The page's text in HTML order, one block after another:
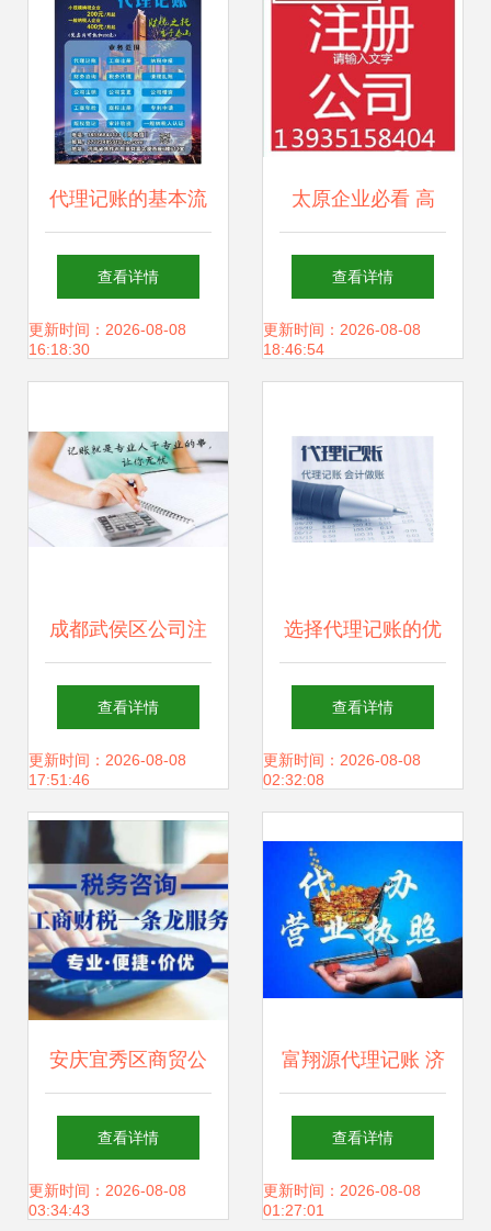
代理记账的基本流
程详解
查看详情
更新时间：2026-08-08
16:18:30
太原企业必看 高
效、省心的代理记
账与公司注册服务
查看详情
更新时间：2026-08-08
18:46:54
成都武侯区公司注
册与代理记账服务
指南
查看详情
更新时间：2026-08-08
17:51:46
选择代理记账的优
点及好处 助力企业
轻装上阵
查看详情
更新时间：2026-08-08
02:32:08
安庆宜秀区商贸公
司代理记账费用,安
庆记账报税
查看详情
更新时间：2026-08-08
03:34:43
富翔源代理记账 济
南企业的财税管家
与增长引擎
查看详情
更新时间：2026-08-08
01:27:01